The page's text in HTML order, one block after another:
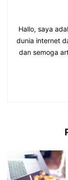
Hallo, saya
dunia internet
dan semoga